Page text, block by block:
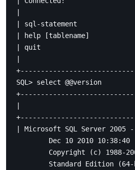
| sql-statement
| help [tablename]
| quit
SQL> select @@version
| Microsoft SQL Server 2005
        Dec 10 2010 10:38:40
Copyright (c) 1988-
Standard Edition